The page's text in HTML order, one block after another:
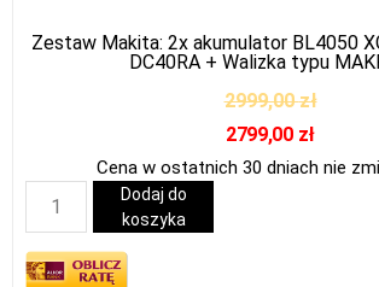
Zestaw Makita: 2x akumulator BL4050
DC40RA + Walizka typu
2999,00zł
2799,00 zł
Cena w ostatnich 30 dniach nie
Dodaj do
koszyka